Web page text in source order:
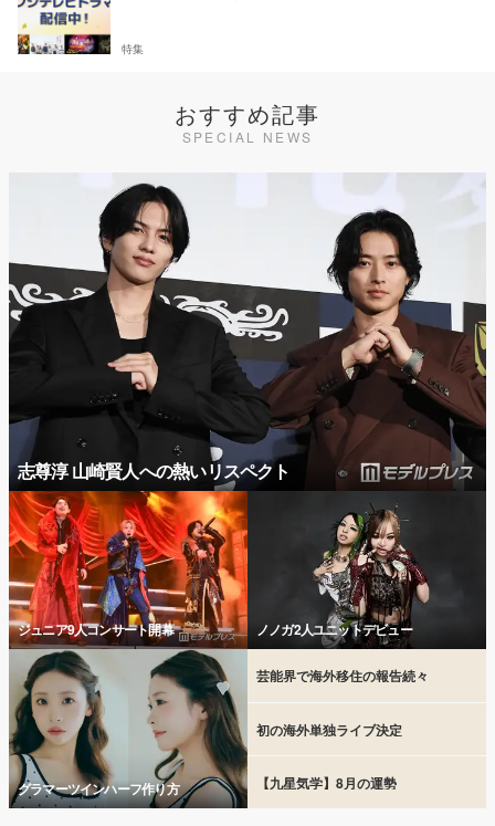
特集
おすすめ記事
SPECIAL NEWS
志尊淳 山崎賢人への熱いリスペクト
ジュニア9人コンサート開幕 ノノガ2人ユニットデビュー
グラマーツインハーフ作り方
芸能界で海外移住の報告続々
初の海外単独ライブ決定
【九星気学】8月の運勢